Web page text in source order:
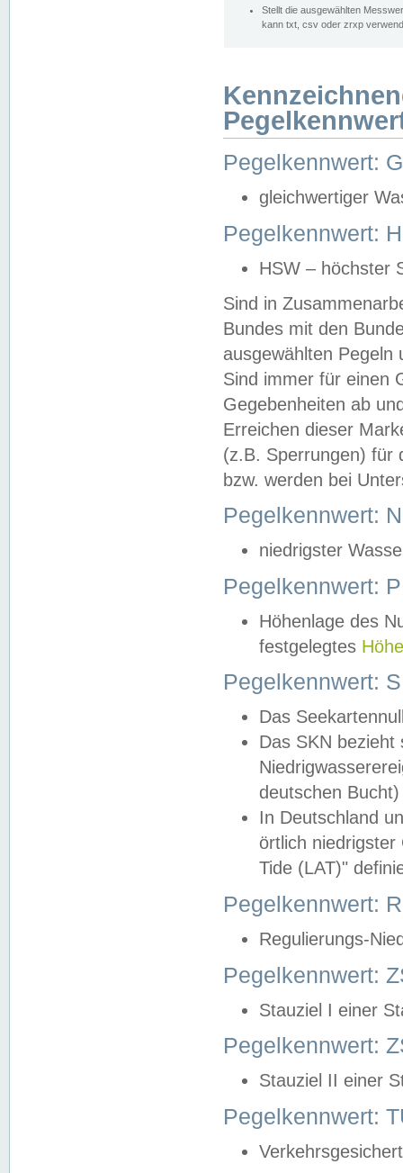
Stellt die ausgewählten
kann txt, csv oder zrxp
Pegelkennwert:
gleichwertiger
Pegelkennwert:
HSW – höchster
Sind in
Bundes mit den
ausgewählten
Sind immer für einen
Gegebenheiten ab
Erreichen dieser
(z.B. Sperrungen) für
bzw. werden bei
Pegelkennwert:
niedrigster
Pegelkennwert:
Höhenlage des
festgelegtes
Pegelkennwert:
Das
Das SKN
deutschen
In Deutschland
örtlich
Tide (LAT)"
Pegelkennwert:
Regulierungs-
Pegelkennwert:
Stauziel I einer
Pegelkennwert:
Stauziel II einer
Pegelkennwert: